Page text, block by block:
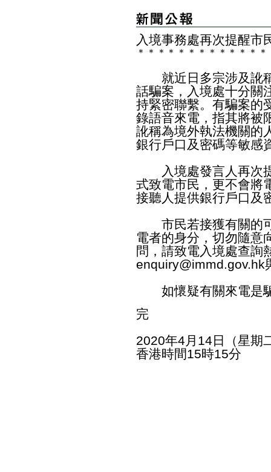
入境事務處再次提醒市
＊ ＊ ＊ ＊ ＊ ＊ ＊ ＊ ＊ ＊ ＊ ＊ ＊
就近日多宗涉及訛稱
話騙案，入境處十分關
持緊密聯繫。有騙案的
錄語音來電，指其將被
訛稱為境外執法機關的
銀行戶口及密碼等敏感
入境處發言人再次提
式致電市民，更不會將
接聽人提供銀行戶口及
市民若接獲有關的可
電者的身分，切勿隨意
問，請致電入境處查詢
enquiry@immd.gov.hk
如懷疑有關來電是騙
完
2020年4月14日（星期
香港時間15時15分